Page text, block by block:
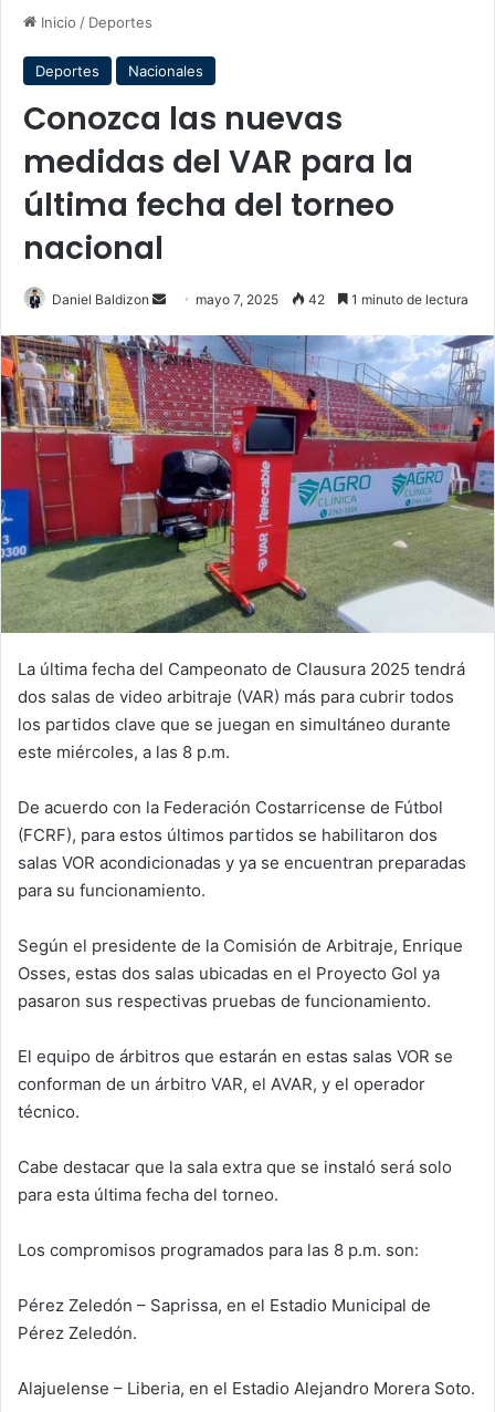
Inicio / Deportes
Deportes Nacionales
Conozca las nuevas
medidas del VAR para la
última fecha del torneo
nacional
Daniel Baldizon
Send
email
mayo 7, 2025 42 1 minuto de lectura
La última fecha del Campeonato de Clausura 2025 tendrá
dos salas de video arbitraje (VAR) más para cubrir todos
los partidos clave que se juegan en simultáneo durante
este miércoles, a las 8 p.m.
De acuerdo con la Federación Costarricense de Fútbol
(FCRF), para estos últimos partidos se habilitaron dos
salas VOR acondicionadas y ya se encuentran preparadas
para su funcionamiento.
Según el presidente de la Comisión de Arbitraje, Enrique
Osses, estas dos salas ubicadas en el Proyecto Gol ya
pasaron sus respectivas pruebas de funcionamiento.
El equipo de árbitros que estarán en estas salas VOR se
conforman de un árbitro VAR, el AVAR, y el operador
técnico.
Cabe destacar que la sala extra que se instaló será solo
para esta última fecha del torneo.
Los compromisos programados para las 8 p.m. son:
Pérez Zeledón – Saprissa, en el Estadio Municipal de
Pérez Zeledón.
Alajuelense – Liberia, en el Estadio Alejandro Morera Soto.